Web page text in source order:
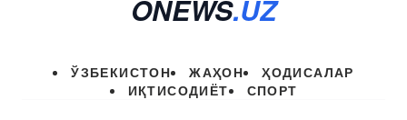
ONEWS.UZ
ЎЗБЕКИСТОН ЖАҲОН
ҲОДИСАЛАР
ИҚТИСОДИЁТ
СПОРТ